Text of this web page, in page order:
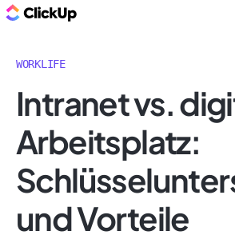
WORKLIFE
Intranet vs.
Arbeitsplatz:
und Vorteile